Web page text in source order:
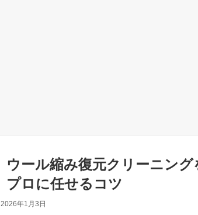
ウール縮み復元クリーニン
プロに任せるコツ
2026年1月3日